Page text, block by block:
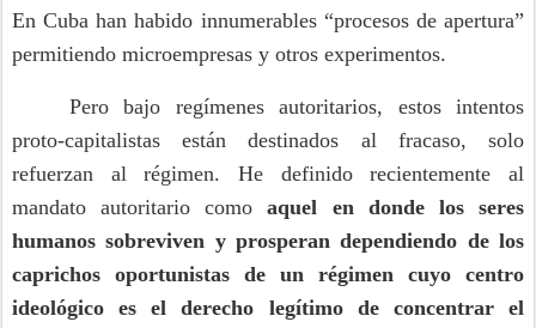
En Cuba han habido innumerables “procesos de apertura”
permitiendo microempresas y otros experimentos.
Pero bajo regímenes autoritarios, estos intentos
proto-capitalistas están destinados al fracaso, solo
refuerzan al régimen. He definido recientemente al
mandato autoritario como aquel en donde los seres
humanos sobreviven y prosperan dependiendo de los
caprichos oportunistas de un régimen cuyo centro
ideológico es el derecho legítimo de concentrar el